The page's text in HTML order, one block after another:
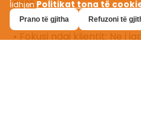
lidhjen Politikat tona të
Prano të gjitha Refuzoni të